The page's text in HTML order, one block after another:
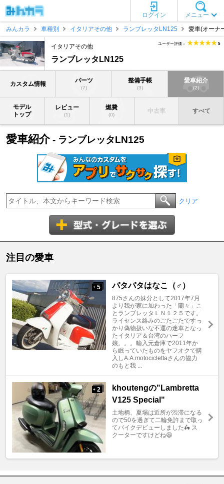
メニュー
ログイン
みんカラ
車種別 イタリアその他 ランブレッタLN125 愛車(オーナ
イタリアその他
ランブレッタLN125
ユーザー評価： 5
カスタム情報 パーツ
(7)
整備手帳
(3)
愛車紹介
(2)
モデル
トップ
レビュー
(1)
燃費
(0)
中古車 すべて
愛車紹介- ランブレッタLN125
クリア
注目の愛車
+ 5 パタパタはなこ（♂）
875さんの妹分として2017年7月
より我が家に加わった「蘭々」こ
とランブレッタＬＮ１２５です。
ライセンス絡みのごたごたですっ
かり偽物扱いな不運の迷車となっ
たイタリア＆台湾のハーフ
娘。。。輸入元倉庫で2011年か
ら眠っていたものをヤフオクで購
入しA.A.motociclettaさんの協力
のもと我 ...
+ 2
khoutengの"Lambretta
V125 Special"
土地柄、夏場は近所が渋滞になる
ので50を過ぎて二輪免許まで取っ
てバイクデビューしました🛵 ス
クーターですけどね😆